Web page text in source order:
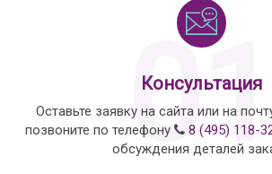
Консультация
Оставьте заявку на сайта или на
позвоните по телефону
8 (495) 118-
обсуждения деталей